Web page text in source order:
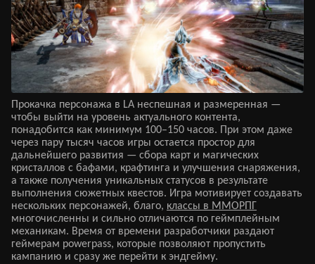
Прокачка персонажа в LA неспешная и размеренная —
чтобы выйти на уровень актуального контента,
понадобится как минимум 100–150 часов. При этом даже
через пару тысяч часов игры остается простор для
дальнейшего развития — сбора карт и магических
кристаллов с бафами, крафтинга и улучшения снаряжения,
а также получения уникальных статусов в результате
выполнения сюжетных квестов. Игра мотивирует создавать
нескольких персонажей, благо, классы в ММОРПГ
многочисленны и сильно отличаются по геймплейным
механикам. Время от времени разработчики раздают
геймерам powerpass, которые позволяют пропустить
кампанию и сразу же перейти к эндгейму.